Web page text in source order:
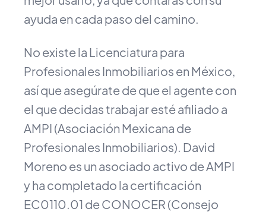
ayuda en cada paso del camino.
No existe la Licenciatura para
Profesionales Inmobiliarios en México,
así que asegúrate de que el agente con
el que decidas trabajar esté afiliado a
AMPI (Asociación Mexicana de
Profesionales Inmobiliarios). David
Moreno es un asociado activo de AMPI
y ha completado la certificación
EC0110.01 de CONOCER (Consejo